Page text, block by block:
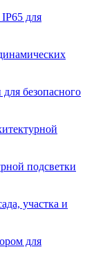
для
безопасного
подсветки
участка и
для